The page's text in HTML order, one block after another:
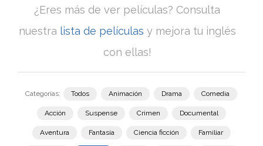
¿Eres más de ver películas? Consulta
nuestra lista de películas y mejora tu inglés
con ellas!
Categorías: Todos Animación Drama Comedia
Acción Suspense Crimen Documental
Aventura Fantasía Ciencia ficción Familiar